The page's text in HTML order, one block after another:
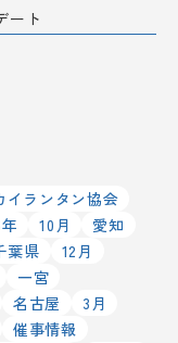
ート
イランタン協会
10月
愛知
葉県
12月
一宮
名古屋
3月
催事情報